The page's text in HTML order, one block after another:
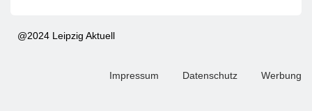
@2024 Leipzig Aktuell
Impressum Datenschutz Werbung